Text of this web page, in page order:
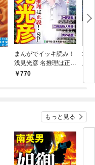
まんがでイッキ読み！
浅見光彦 名推理は正
義！ SP
770
城
版】
もっと見る